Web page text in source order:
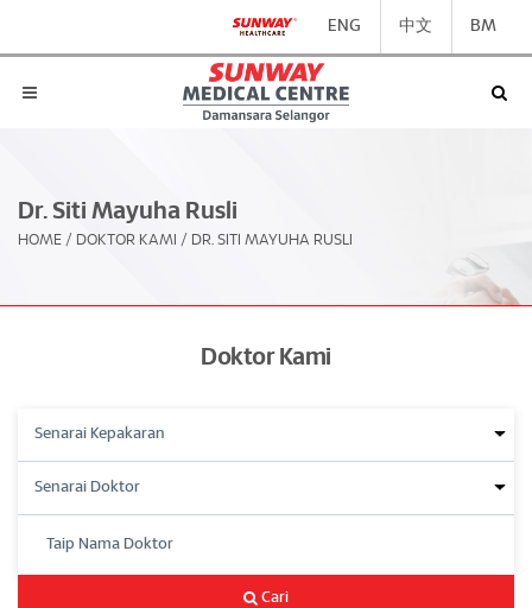
ENG 中文 BM
Dr. Siti Mayuha Rusli
HOME / DOKTOR KAMI / DR. SITI MAYUHA RUSLI
Doktor Kami
Cari